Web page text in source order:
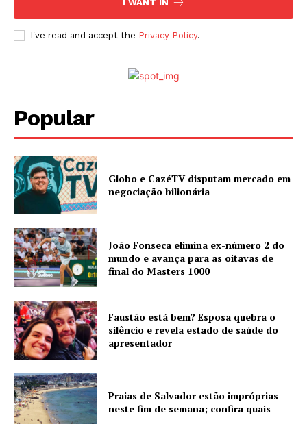
I WANT IN
I've read and accept the Privacy Policy.
Popular
Globo e CazéTV disputam mercado em
negociação bilionária
João Fonseca elimina ex-número 2 do
mundo e avança para as oitavas de
final do Masters 1000
Faustão está bem? Esposa quebra o
silêncio e revela estado de saúde do
apresentador
Praias de Salvador estão impróprias
neste fim de semana; confira quais